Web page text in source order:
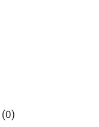
(0)